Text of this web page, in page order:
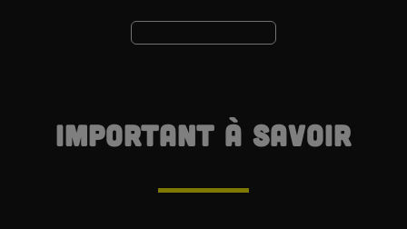
Important à savoir